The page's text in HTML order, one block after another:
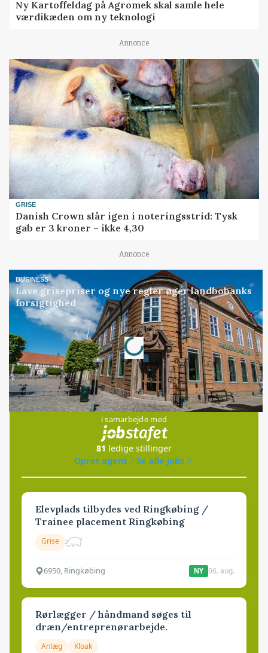
Ny Kartoffeldag på Agromek skal samle hele
værdikæden om ny teknologi
Annonce
GRISE
Danish Crown slår igen i noteringsstrid: Tysk
gab er 3 kroner – ikke 4,30
Annonce
BUSINESS
Lave grisepriser og nye regler øger landbobanks
forsigtighed
Annonce
Loading...
Jobs
i samarbejde med
81 ledige stillinger
Opret agent
Se alle jobs
Elevplads tilbydes ved Ringkøbing /
Trainee placement Ringkøbing
Grise
6950, Ringkøbing NY 06. aug.
Rørlægger / håndmand søges til
dræn/entreprenørarbejde.
Anlæg Kloak